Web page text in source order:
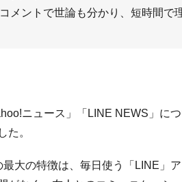
メントで世論も分かり、短時間で
ニュース」「LINE NEWS」に
た。
大の特徴は、毎日使う「LINE」